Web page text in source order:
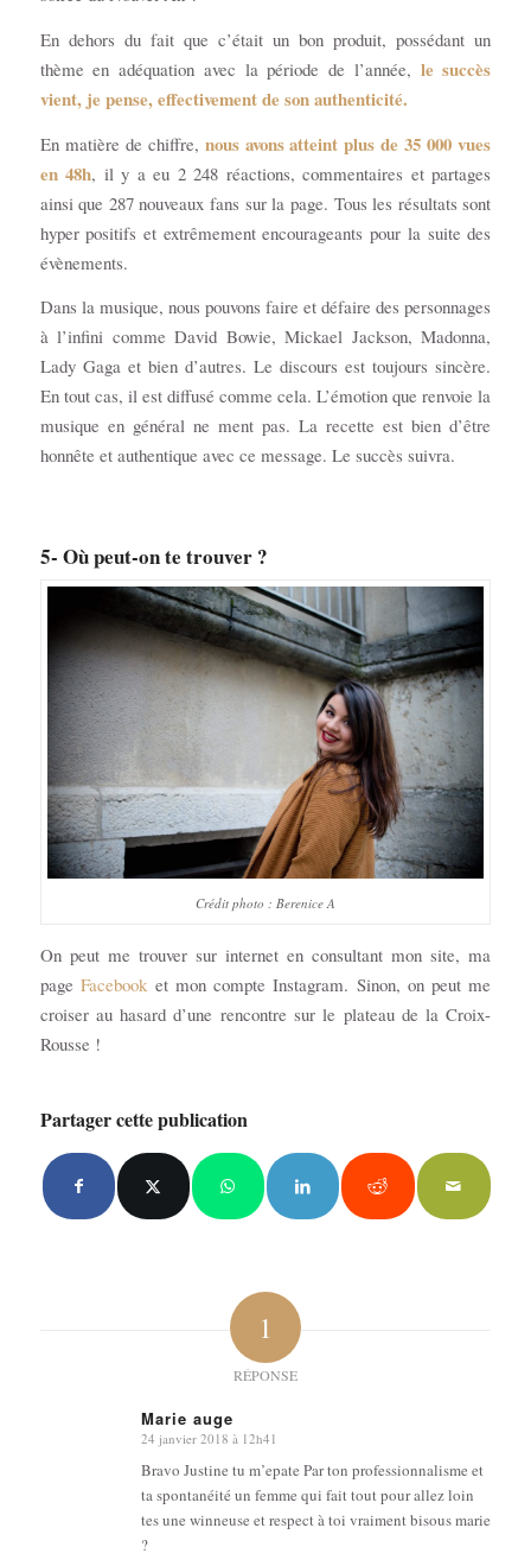
En dehors du fait que c’était un bon produit, possédant un
thème en adéquation avec la période de l’année, le succès
vient, je pense, effectivement de son authenticité.
En matière de chiffre, nous avons atteint plus de 35 000 vues
en 48h, il y a eu 2 248 réactions, commentaires et partages
ainsi que 287 nouveaux fans sur la page. Tous les résultats sont
hyper positifs et extrêmement encourageants pour la suite des
évènements.
Dans la musique, nous pouvons faire et défaire des personnages
à l’infini comme David Bowie, Mickael Jackson, Madonna,
Lady Gaga et bien d’autres. Le discours est toujours sincère.
En tout cas, il est diffusé comme cela. L’émotion que renvoie la
musique en général ne ment pas. La recette est bien d’être
honnête et authentique avec ce message. Le succès suivra.
5- Où peut-on te trouver ?
Crédit photo : Berenice A
On peut me trouver sur internet en consultant mon site, ma
page Facebooket mon compte Instagram. Sinon, on peut me
croiser au hasard d’une rencontre sur le plateau de la Croix-
Rousse !
Partager cette publication
1
RÉPONSE
Marie auge
dit
24 janvier 2018 à 12h41
Bravo Justine tu m’epate Par ton professionnalisme et
ta spontanéité un femme qui fait tout pour allez loin
tes une winneuse et respect à toi vraiment bisous marie
?